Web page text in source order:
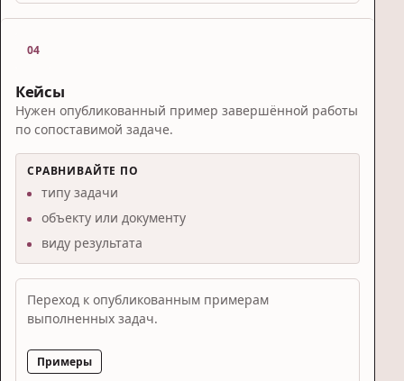
04
Кейсы
Нужен опубликованный пример завершённой работы
по сопоставимой задаче.
СРАВНИВАЙТЕ ПО
типу задачи
объекту или документу
виду результата
Переход к опубликованным примерам
выполненных задач.
Примеры